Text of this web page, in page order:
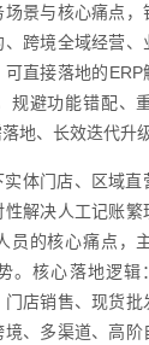
景与核心痛点
跨境全域经营
直接落地的
规避功能错配、
地、长效迭代升级
体门店、区域
解决人工记账
员的核心痛点，
。核心落地逻辑
店销售、现货
、多渠道、高